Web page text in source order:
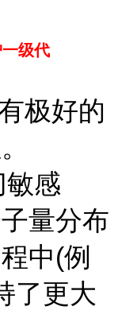
级代
极好的
敏感
量分布
中(例
了更大